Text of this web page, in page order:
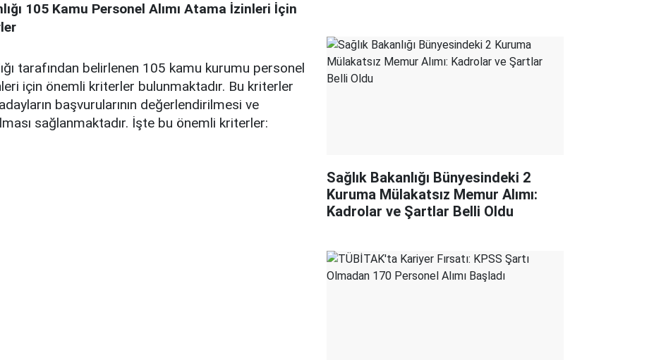
105 Kamu Personel Alımı Atama İzinleri İçin
tarafından belirlenen 105 kamu kurumu personel
için önemli kriterler bulunmaktadır. Bu kriterler
başvurularının değerlendirilmesi ve
sağlanmaktadır. İşte bu önemli kriterler:
Sağlık Bakanlığı Bünyesindeki 2
Kuruma Mülakatsız Memur Alımı:
Kadrolar ve Şartlar Belli Oldu